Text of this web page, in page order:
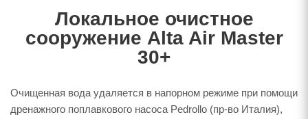
Локальное очистное
сооружение Alta Air Master
30+
Очищенная вода удаляется в напорном режиме при помощи
дренажного поплавкового насоса Pedrollo (пр-во Италия),